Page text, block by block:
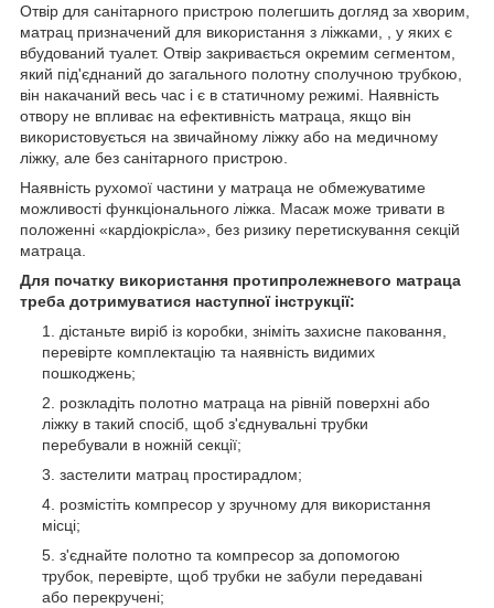
Отвір для санітарного пристрою полегшить догляд за хворим,
матрац призначений для використання з ліжками, , у яких є
вбудований туалет. Отвір закривається окремим сегментом,
який під'єднаний до загального полотну сполучною трубкою,
він накачаний весь час і є в статичному режимі. Наявність
отвору не впливає на ефективність матраца, якщо він
використовується на звичайному ліжку або на медичному
ліжку, але без санітарного пристрою.
Наявність рухомої частини у матраца не обмежуватиме
можливості функціонального ліжка. Масаж може тривати в
положенні «кардіокрісла», без ризику перетискування секцій
матраца.
Для початку використання протипролежневого матраца
треба дотримуватися наступної інструкції:
дістаньте виріб із коробки, зніміть захисне паковання,
перевірте комплектацію та наявність видимих
пошкоджень;
розкладіть полотно матраца на рівній поверхні або
ліжку в такий спосіб, щоб з'єднувальні трубки
перебували в ножній секції;
застелити матрац простирадлом;
розмістіть компресор у зручному для використання
місці;
з'єднайте полотно та компресор за допомогою
трубок, перевірте, щоб трубки не забули передавані
або перекручені;